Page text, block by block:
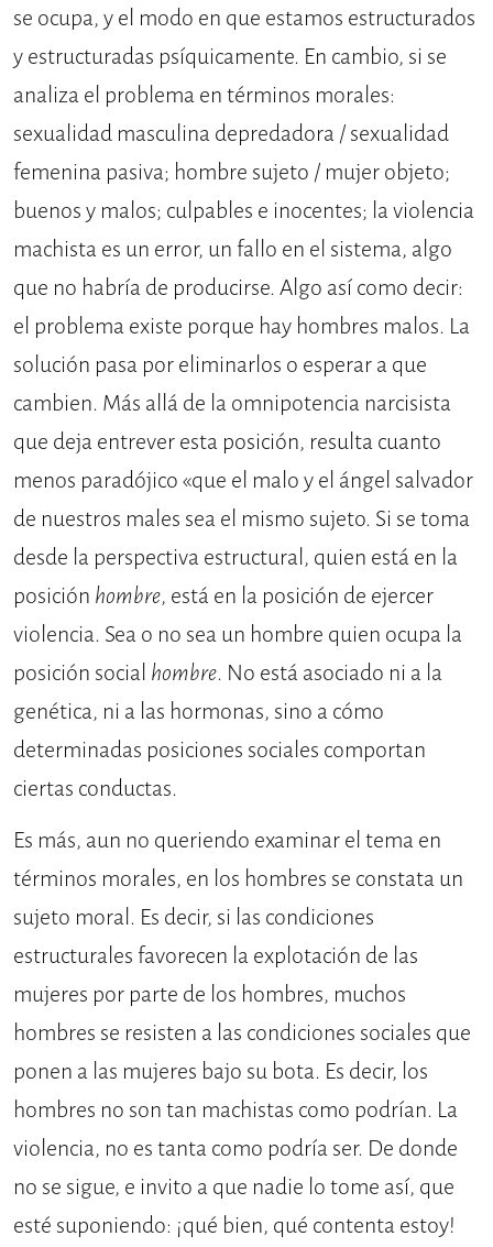
se ocupa, y el modo en que estamos estructurados
y estructuradas psíquicamente. En cambio, si se
analiza el problema en términos morales:
sexualidad masculina depredadora / sexualidad
femenina pasiva; hombre sujeto / mujer objeto;
buenos y malos; culpables e inocentes; la violencia
machista es un error, un fallo en el sistema, algo
que no habría de producirse. Algo así como decir:
el problema existe porque hay hombres malos. La
solución pasa por eliminarlos o esperar a que
cambien. Más allá de la omnipotencia narcisista
que deja entrever esta posición, resulta cuanto
menos paradójico «que el malo y el ángel salvador
de nuestros males sea el mismo sujeto. Si se toma
desde la perspectiva estructural, quien está en la
posición hombre, está en la posición de ejercer
violencia. Sea o no sea un hombre quien ocupa la
posición social hombre. No está asociado ni a la
genética, ni a las hormonas, sino a cómo
determinadas posiciones sociales comportan
ciertas conductas.
Es más, aun no queriendo examinar el tema en
términos morales, en los hombres se constata un
sujeto moral. Es decir, si las condiciones
estructurales favorecen la explotación de las
mujeres por parte de los hombres, muchos
hombres se resisten a las condiciones sociales que
ponen a las mujeres bajo su bota. Es decir, los
hombres no son tan machistas como podrían. La
violencia, no es tanta como podría ser. De donde
no se sigue, e invito a que nadie lo tome así, que
esté suponiendo: ¡qué bien, qué contenta estoy!